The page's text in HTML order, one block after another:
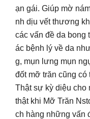
ạn gái. Giúp mờ
nh dịu vết thương
các vấn đề da bong
ác bệnh lý về da
g, mụn lưng mụn
đốt mỡ trăn cũng
Thật sự kỳ diệu cho
thật khi Mỡ Trăn
ch hàng những vấn